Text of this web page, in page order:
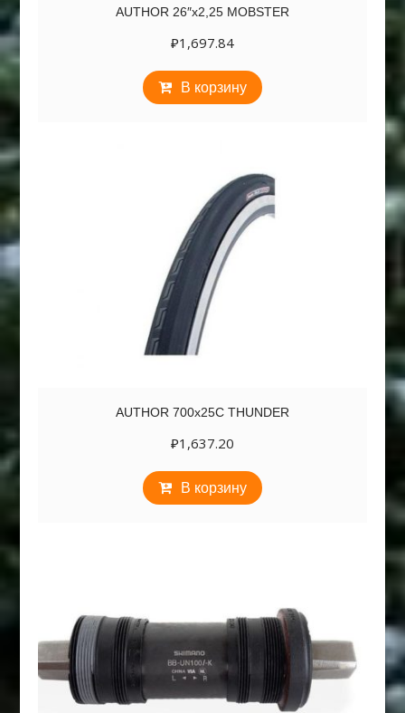
AUTHOR 26″х2,25 MOBSTER
₽1,697.84
В корзину
AUTHOR 700х25C THUNDER
₽1,637.20
В корзину